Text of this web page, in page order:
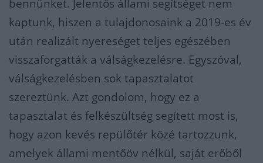
bennünket. Jelentős állami segítséget nem
kaptunk, hiszen a tulajdonosaink a 2019-es év
után realizált nyereséget teljes egészében
visszaforgatták a válságkezelésre. Egyszóval,
válságkezelésben sok tapasztalatot
szereztünk. Azt gondolom, hogy ez a
tapasztalat és felkészültség segített most is,
hogy azon kevés repülőtér közé tartozzunk,
amelyek állami mentőöv nélkül, saját erőből